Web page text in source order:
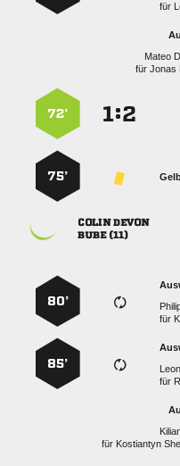
für

für
:
72’
75’
 
 
für
80’
für
85’
für 